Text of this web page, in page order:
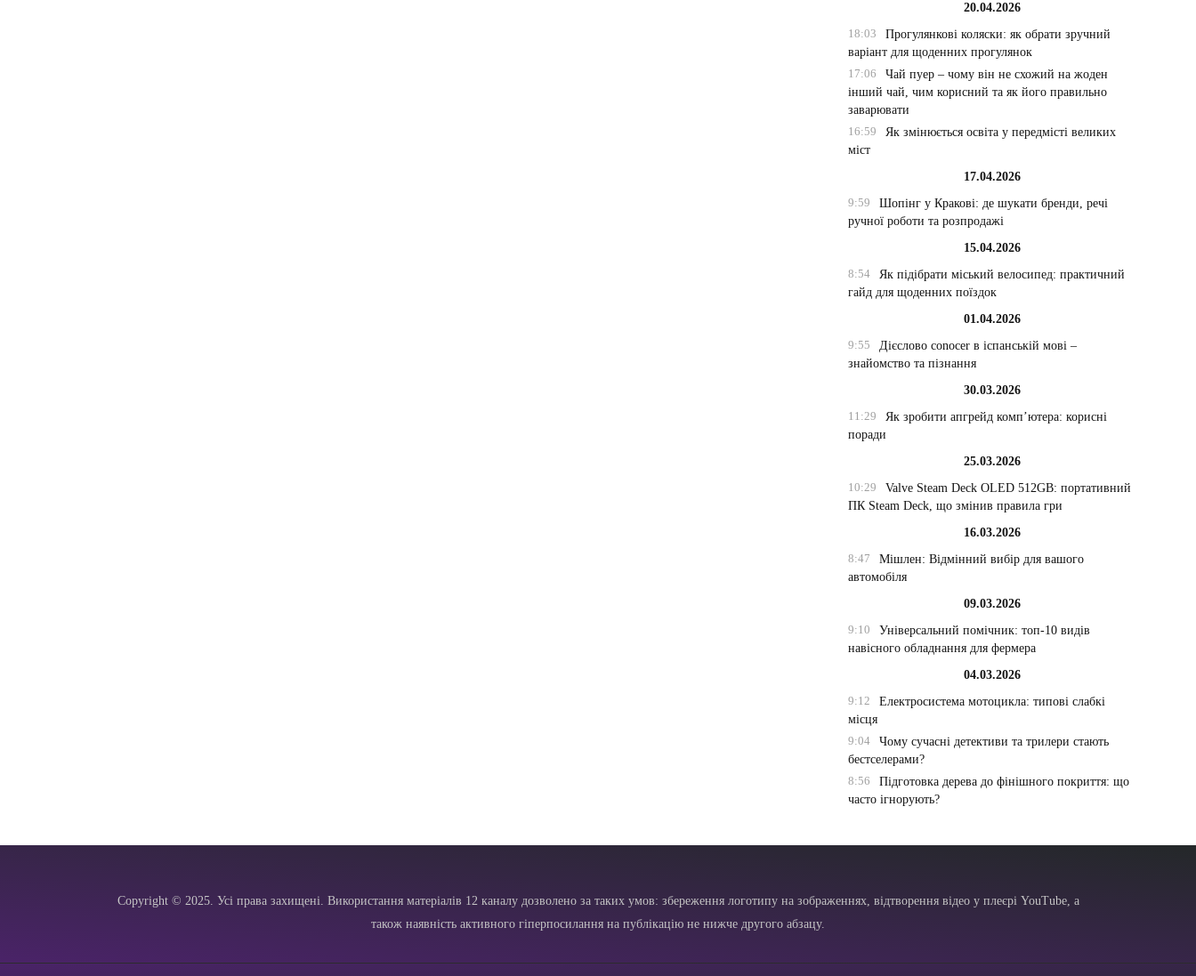
20.04.2026
18:03
Прогулянкові коляски: як обрати зручний
варіант для щоденних прогулянок
17:06
Чай пуер – чому він не схожий на жоден
інший чай, чим корисний та як його правильно
заварювати
16:59
Як змінюється освіта у передмісті великих
міст
17.04.2026
9:59
Шопінг у Кракові: де шукати бренди, речі
ручної роботи та розпродажі
15.04.2026
8:54
Як підібрати міський велосипед: практичний
гайд для щоденних поїздок
01.04.2026
9:55
Дієслово conocer в іспанській мові –
знайомство та пізнання
30.03.2026
11:29
Як зробити апгрейд комп’ютера: корисні
поради
25.03.2026
10:29
Valve Steam Deck OLED 512GB: портативний
ПК Steam Deck, що змінив правила гри
16.03.2026
8:47
Мішлен: Відмінний вибір для вашого
автомобіля
09.03.2026
9:10
Універсальний помічник: топ-10 видів
навісного обладнання для фермера
04.03.2026
9:12
Електросистема мотоцикла: типові слабкі
місця
9:04
Чому сучасні детективи та трилери стають
бестселерами?
8:56
Підготовка дерева до фінішного покриття: що
часто ігнорують?
Copyright © 2025. Усі права захищені. Використання матеріалів 12 каналу дозволено за таких умов: збереження логотипу на зображеннях, відтворення відео у плеєрі YouTube, а
також наявність активного гіперпосилання на публікацію не нижче другого абзацу.